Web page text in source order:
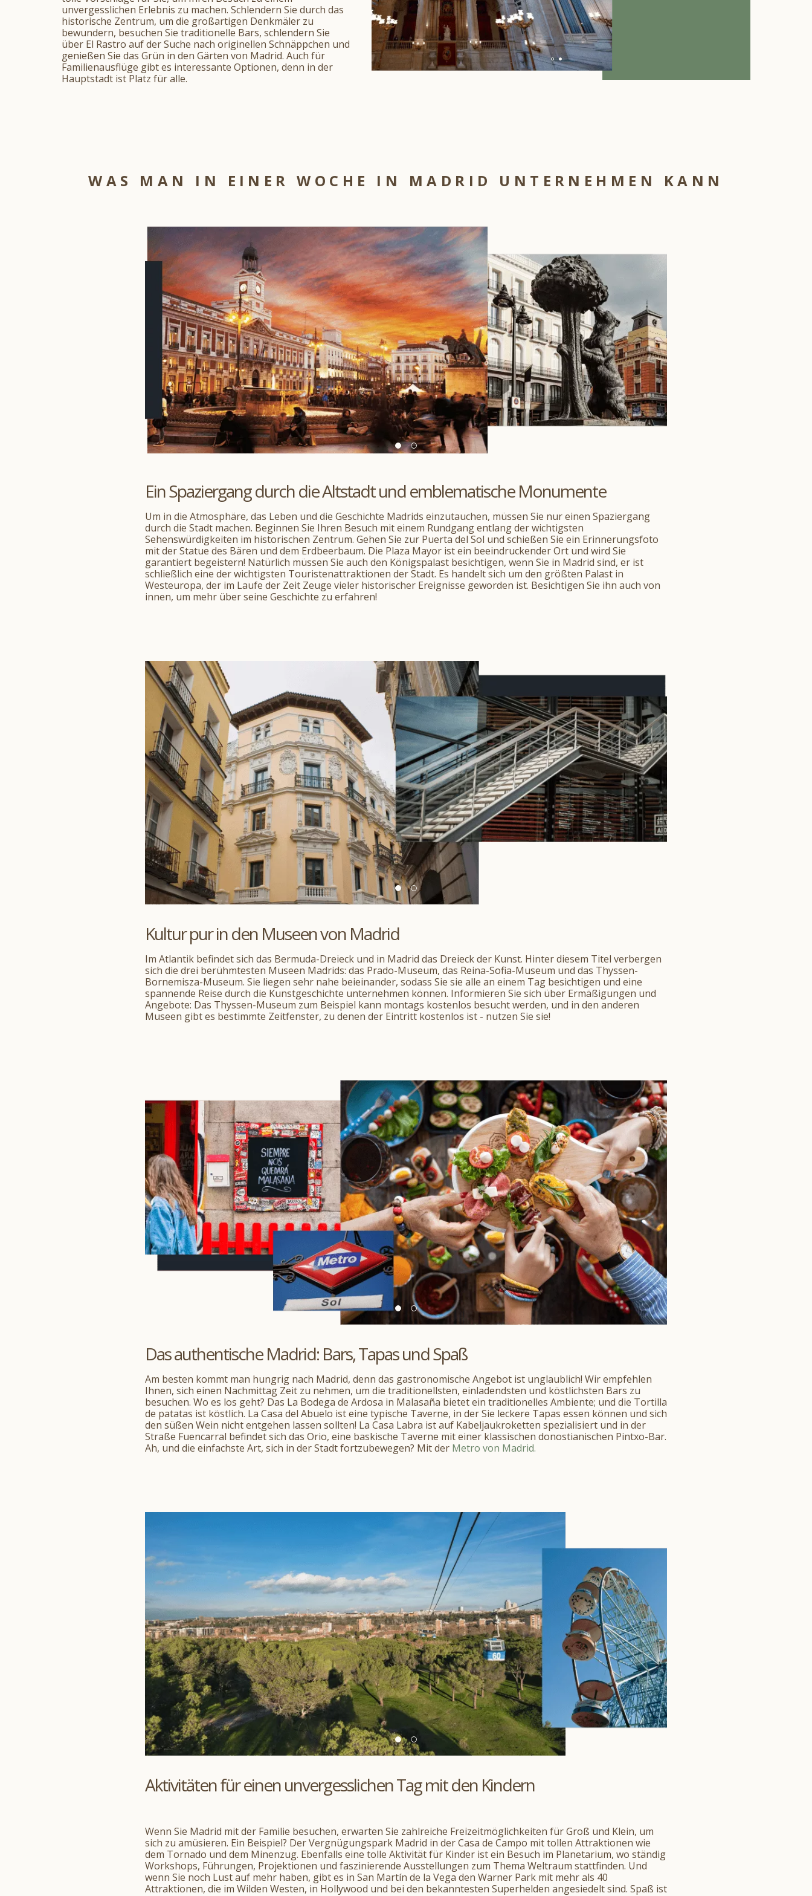
to
get
the
keyboard
shortcuts
for
mark
key
to
get
the
keyboard
shortcuts
unvergesslichen Erlebnis zu machen. Schlendern Sie durch das
historische Zentrum, um die großartigen Denkmäler zu
bewundern, besuchen Sie traditionelle Bars, schlendern Sie
über El Rastro auf der Suche nach originellen Schnäppchen und
genießen Sie das Grün in den Gärten von Madrid. Auch für
Familienausflüge gibt es interessante Optionen, denn in der
Hauptstadt ist Platz für alle.
WAS MAN IN EINER WOCHE IN MADRID UNTERNEHMEN KANN
Ein Spaziergang durch die Altstadt und emblematische Monumente
Um in die Atmosphäre, das Leben und die Geschichte Madrids einzutauchen, müssen Sie nur einen Spaziergang
durch die Stadt machen. Beginnen Sie Ihren Besuch mit einem Rundgang entlang der wichtigsten
Sehenswürdigkeiten im historischen Zentrum. Gehen Sie zur Puerta del Sol und schießen Sie ein Erinnerungsfoto
mit der Statue des Bären und dem Erdbeerbaum. Die Plaza Mayor ist ein beeindruckender Ort und wird Sie
garantiert begeistern! Natürlich müssen Sie auch den Königspalast besichtigen, wenn Sie in Madrid sind, er ist
schließlich eine der wichtigsten Touristenattraktionen der Stadt. Es handelt sich um den größten Palast in
Westeuropa, der im Laufe der Zeit Zeuge vieler historischer Ereignisse geworden ist. Besichtigen Sie ihn auch von
innen, um mehr über seine Geschichte zu erfahren!
Kultur pur in den Museen von Madrid
Im Atlantik befindet sich das Bermuda-Dreieck und in Madrid das Dreieck der Kunst. Hinter diesem Titel verbergen
sich die drei berühmtesten Museen Madrids: das Prado-Museum, das Reina-Sofia-Museum und das Thyssen-
Bornemisza-Museum. Sie liegen sehr nahe beieinander, sodass Sie sie alle an einem Tag besichtigen und eine
spannende Reise durch die Kunstgeschichte unternehmen können. Informieren Sie sich über Ermäßigungen und
Angebote: Das Thyssen-Museum zum Beispiel kann montags kostenlos besucht werden, und in den anderen
Museen gibt es bestimmte Zeitfenster, zu denen der Eintritt kostenlos ist - nutzen Sie sie!
Das authentische Madrid: Bars, Tapas und Spaß
Am besten kommt man hungrig nach Madrid, denn das gastronomische Angebot ist unglaublich! Wir empfehlen
Ihnen, sich einen Nachmittag Zeit zu nehmen, um die traditionellsten, einladendsten und köstlichsten Bars zu
besuchen. Wo es los geht? Das La Bodega de Ardosa in Malasaña bietet ein traditionelles Ambiente; und die Tortilla
de patatas ist köstlich. La Casa del Abuelo ist eine typische Taverne, in der Sie leckere Tapas essen können und sich
den süßen Wein nicht entgehen lassen sollten! La Casa Labra ist auf Kabeljaukroketten spezialisiert und in der
Straße Fuencarral befindet sich das Orio, eine baskische Taverne mit einer klassischen donostianischen Pintxo-Bar.
Ah, und die einfachste Art, sich in der Stadt fortzubewegen? Mit der Metro von Madrid.
Aktivitäten für einen unvergesslichen Tag mit den Kindern
Wenn Sie Madrid mit der Familie besuchen, erwarten Sie zahlreiche Freizeitmöglichkeiten für Groß und Klein, um
sich zu amüsieren. Ein Beispiel? Der Vergnügungspark Madrid in der Casa de Campo mit tollen Attraktionen wie
dem Tornado und dem Minenzug. Ebenfalls eine tolle Aktivität für Kinder ist ein Besuch im Planetarium, wo ständig
Workshops, Führungen, Projektionen und faszinierende Ausstellungen zum Thema Weltraum stattfinden. Und
wenn Sie noch Lust auf mehr haben, gibt es in San Martín de la Vega den Warner Park mit mehr als 40
Attraktionen, die im Wilden Westen, in Hollywood und bei den bekanntesten Superhelden angesiedelt sind. Spaß ist